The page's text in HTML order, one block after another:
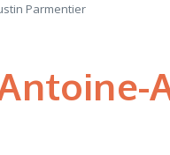
Parmentier